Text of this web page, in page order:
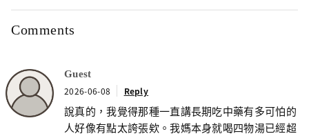
Comments
Guest
2026-06-08 Reply
說真的，我覺得那種一直講長期吃中藥有多可怕的
人好像有點太誇張欸。我媽本身就喝四物湯已經超